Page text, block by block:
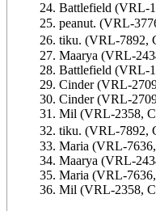
24. Battlefield (VRL-
25. peanut. (VRL-
26. tiku. (VRL-
27. Maarya (VRL-
28. Battlefield (VRL-
29. Cinder (VRL-
30. Cinder (VRL-
31. Mil (VRL-2358,
32. tiku. (VRL-7892,
33. Maria (VRL-
34. Maarya (VRL-
35. Maria (VRL-
36. Mil (VRL-2358,